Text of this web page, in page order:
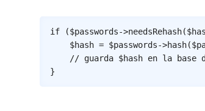
if ($passwords->needsRehash(
$hash = $passwords->hash(
// guarda $hash en la base
}